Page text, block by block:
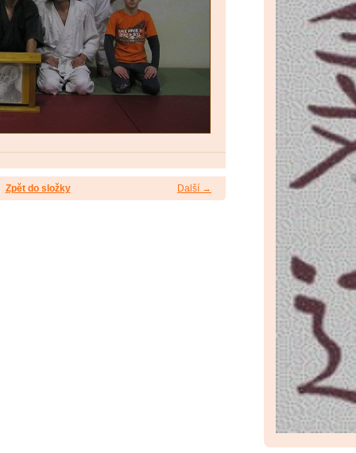
Další →
Zpět do složky